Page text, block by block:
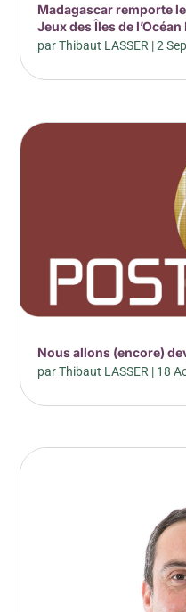
Madagascar remporte
Jeux des Îles de
parThibaut LASSER |2
Nous allons (encore)
parThibaut LASSER | 18